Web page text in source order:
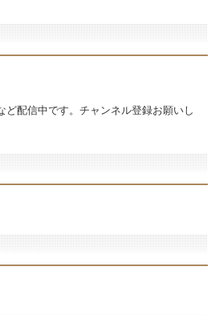
ど配信中です。チャンネル登録お願いし